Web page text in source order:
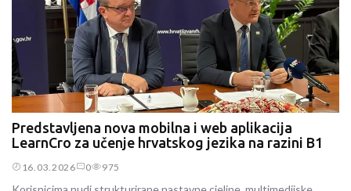
Predstavljena nova mobilna i web aplikacija
LearnCro za učenje hrvatskog jezika na razini B1
16.03.2026 0 975